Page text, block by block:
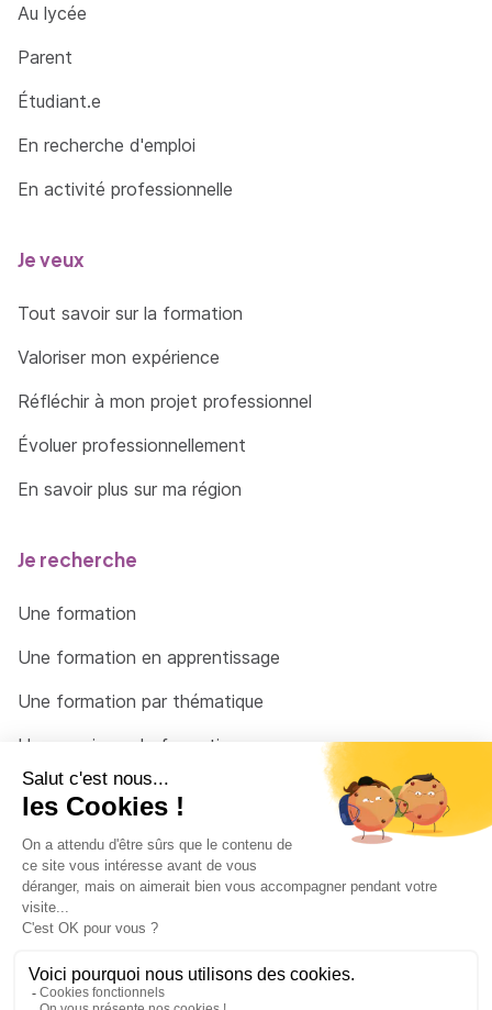
Au lycée
Parent
Étudiant.e
En recherche d'emploi
En activité professionnelle
Je veux
Tout savoir sur la formation
Valoriser mon expérience
Réfléchir à mon projet professionnel
Évoluer professionnellement
En savoir plus sur ma région
Je recherche
Une formation
Une formation en apprentissage
Une formation par thématique
Un organisme de formation
Un conseiller
© 2026 - Côté Formations - par Via Compétences
Menu Pied de page